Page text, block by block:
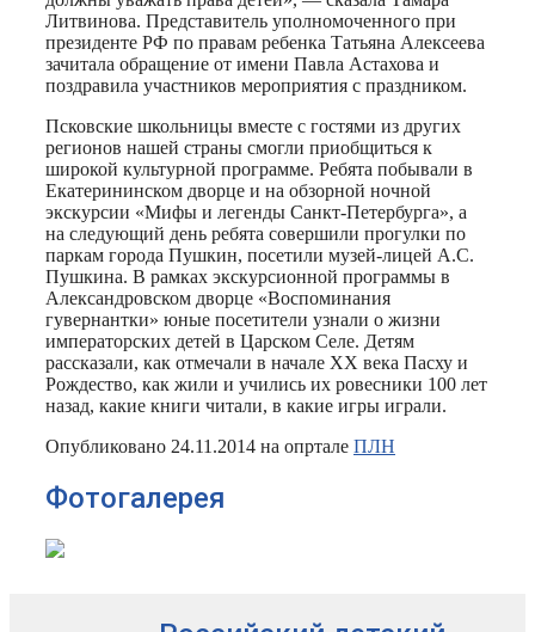
Литвинова. Представитель уполномоченного при
президенте РФ по правам ребенка Татьяна Алексеева
зачитала обращение от имени Павла Астахова и
поздравила участников мероприятия с праздником.
Псковские школьницы вместе с гостями из других
регионов нашей страны смогли приобщиться к
широкой культурной программе. Ребята побывали в
Екатерининском дворце и на обзорной ночной
экскурсии «Мифы и легенды Санкт-Петербурга», а
на следующий день ребята совершили прогулки по
паркам города Пушкин, посетили музей-лицей А.С.
Пушкина. В рамках экскурсионной программы в
Александровском дворце «Воспоминания
гувернантки» юные посетители узнали о жизни
императорских детей в Царском Селе. Детям
рассказали, как отмечали в начале XX века Пасху и
Рождество, как жили и учились их ровесники 100 лет
назад, какие книги читали, в какие игры играли.
Опубликовано 24.11.2014 на опртале ПЛН
Фотогалерея